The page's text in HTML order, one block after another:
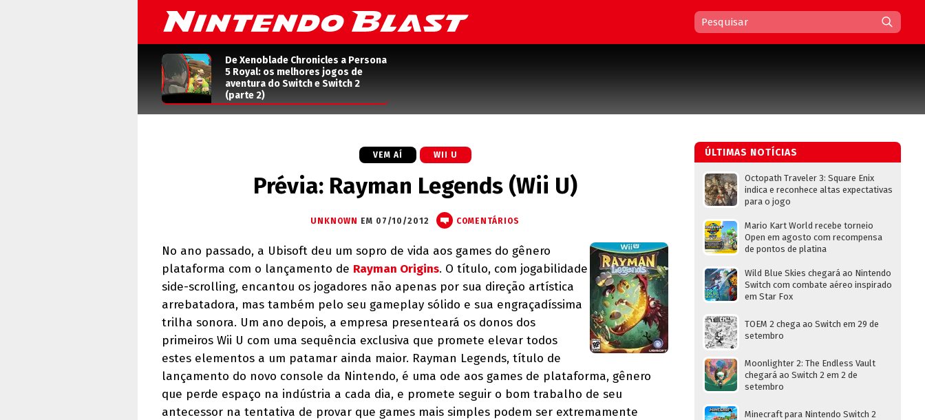
De Xenoblade Chronicles a Persona
5 Royal: os melhores jogos de
aventura do Switch e Switch 2
(parte 2)
VEM AÍ WII U
Prévia: Rayman Legends (Wii U)
UNKNOWN EM 07/10/2012 COMENTÁRIOS
No ano passado, a Ubisoft deu um sopro de vida aos games do gênero
plataforma com o lançamento de Rayman Origins. O título, com jogabilidade
side-scrolling, encantou os jogadores não apenas por sua direção artística
arrebatadora, mas também pelo seu gameplay sólido e sua engraçadíssima
trilha sonora. Um ano depois, a empresa presenteará os donos dos
primeiros Wii U com uma sequência exclusiva que promete elevar todos
estes elementos a um patamar ainda maior. Rayman Legends, título de
lançamento do novo console da Nintendo, é uma ode aos games de plataforma, gênero
que perde espaço na indústria a cada dia, e promete seguir o bom trabalho de seu
antecessor na tentativa de provar que games mais simples podem ser extremamente
ÚLTIMAS NOTÍCIAS
Octopath Traveler 3: Square Enix
indica e reconhece altas expectativas
para o jogo
Mario Kart World recebe torneio
Open em agosto com recompensa
de pontos de platina
Wild Blue Skies chegará ao Nintendo
Switch com combate aéreo inspirado
em Star Fox
TOEM 2 chega ao Switch em 29 de
setembro
Moonlighter 2: The Endless Vault
chegará ao Switch 2 em 2 de
setembro
Minecraft para Nintendo Switch 2